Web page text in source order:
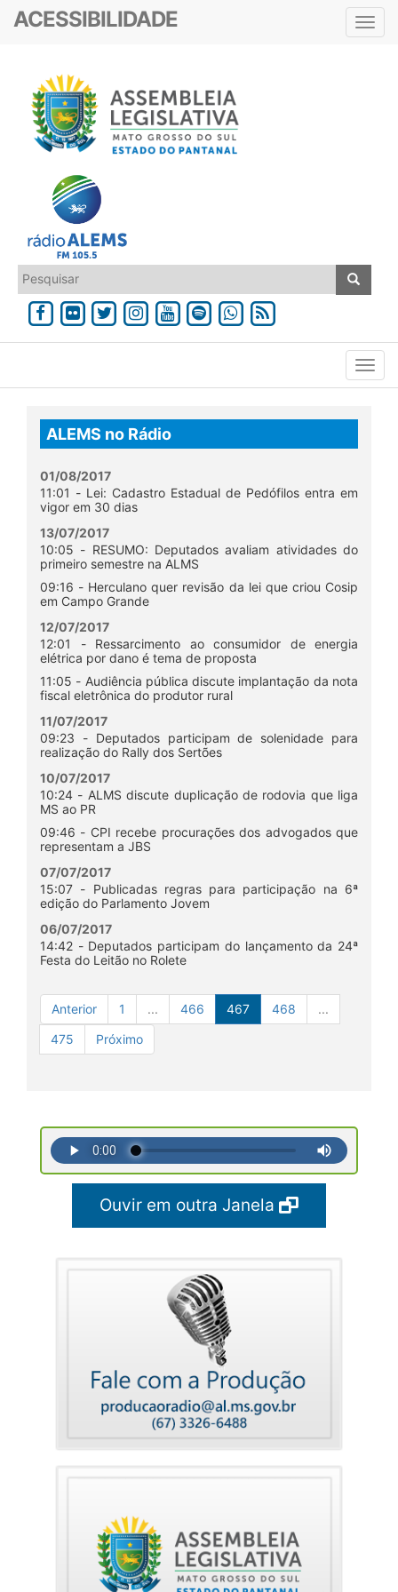
ACESSIBILIDADE
ALEMS no Rádio
01/08/2017
11:01 - Lei: Cadastro Estadual de Pedófilos entra em
vigor em 30 dias
13/07/2017
10:05 - RESUMO: Deputados avaliam atividades do
primeiro semestre na ALMS
09:16 - Herculano quer revisão da lei que criou Cosip
em Campo Grande
12/07/2017
12:01 - Ressarcimento ao consumidor de energia
elétrica por dano é tema de proposta
11:05 - Audiência pública discute implantação da nota
fiscal eletrônica do produtor rural
11/07/2017
09:23 - Deputados participam de solenidade para
realização do Rally dos Sertões
10/07/2017
10:24 - ALMS discute duplicação de rodovia que liga
MS ao PR
09:46 - CPI recebe procurações dos advogados que
representam a JBS
07/07/2017
15:07 - Publicadas regras para participação na 6ª
edição do Parlamento Jovem
06/07/2017
14:42 - Deputados participam do lançamento da 24ª
Festa do Leitão no Rolete
Anterior 1 ... 466 467 468
...
475
Próximo
Ouvir em outra Janela